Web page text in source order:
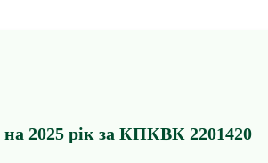
2025 рік за КПКВК 2201420